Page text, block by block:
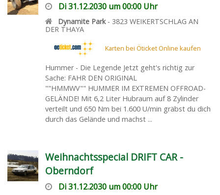
Di 31.12.2030 um 00:00 Uhr
Dynamite Park- 3823 WEIKERTSCHLAG AN
DER THAYA
Karten bei Öticket Online kaufen
Hummer - Die Legende Jetzt geht's richtig zur
Sache: FAHR DEN ORIGINAL
""HMMWV"" HUMMER IM EXTREMEN OFFROAD-
GELÄNDE! Mit 6,2 Liter Hubraum auf 8 Zylinder
verteilt und 650 Nm bei 1.600 U/min gräbst du dich
durch das Gelände und machst ...
Weihnachtsspecial DRIFT CAR -
Oberndorf
Di 31.12.2030 um 00:00 Uhr